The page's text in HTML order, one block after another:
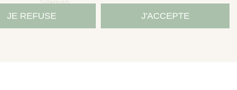
JE REFUSE J'ACCEPTE
Sitemap